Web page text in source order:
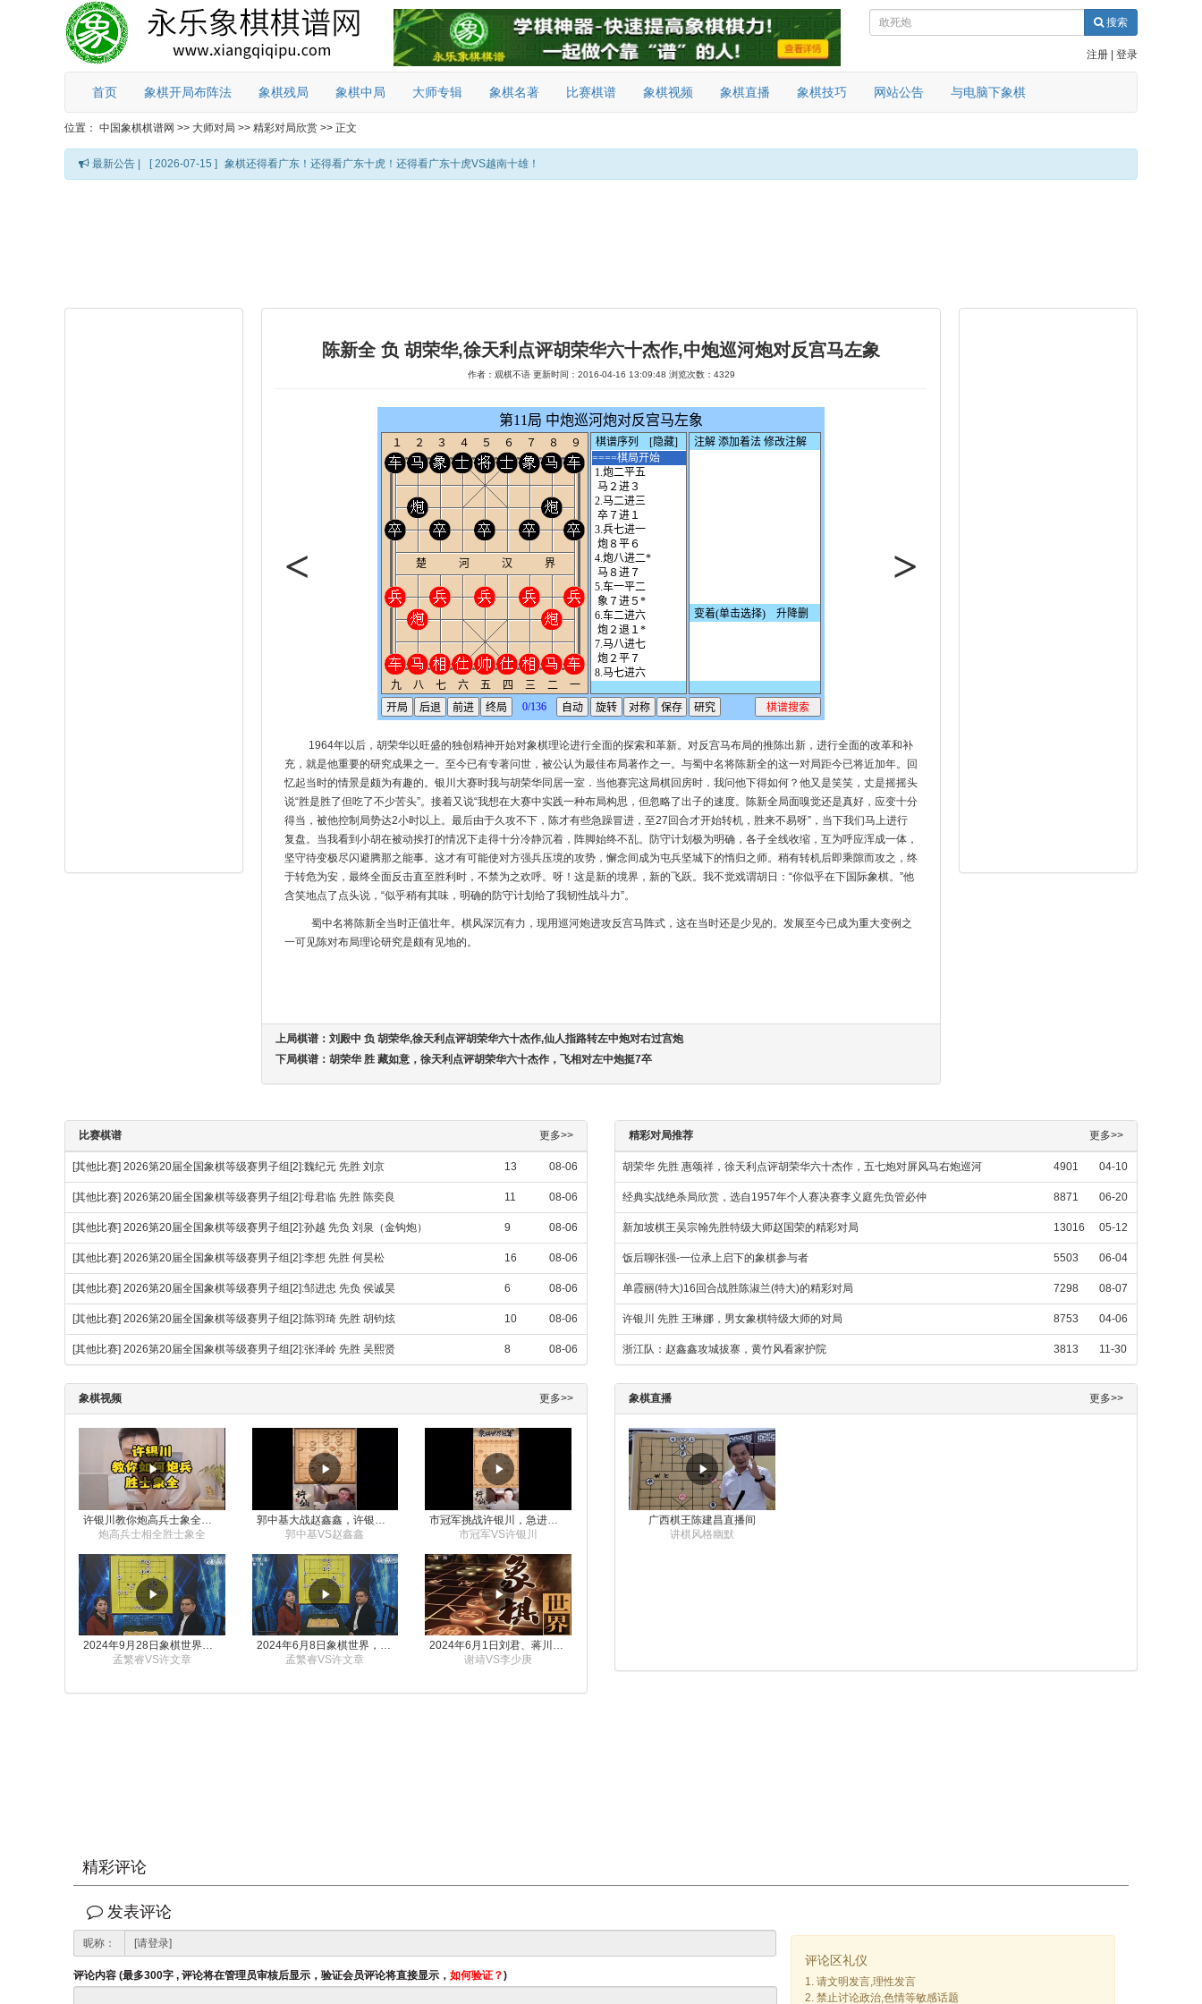
搜索
注册 登录
首页 象棋开局布阵法 象棋残局 象棋中局 大师专辑 象棋名著 比赛棋谱 象棋视频 象棋直播 象棋技巧 网站公告 与电脑下象棋
位置： 中国象棋棋谱网 >> 大师对局 >> 精彩对局欣赏 >> 正文
最新公告 | [ 2026-07-15 ] 象棋还得看广东！还得看广东十虎！还得看广东十虎VS越南十雄！
陈新全 负 胡荣华,徐天利点评胡荣华六十杰作,中炮巡河炮对反宫马左象
作者：观棋不语 更新时间：2016-04-16 13:09:48 浏览次数：4329
1964年以后，胡荣华以旺盛的独创精神开始对象棋理论进行全面的探索和革新。对反宫马布局的推陈出新，进行全面的改革和补
充，就是他重要的研究成果之一。至今已有专著问世，被公认为最佳布局著作之一。与蜀中名将陈新全的这一对局距今已将近加年。回
忆起当时的情景是颇为有趣的。银川大赛时我与胡荣华同居一室．当他赛完这局棋回房时．我问他下得如何？他又是笑笑，丈是摇摇头
说“胜是胜了但吃了不少苦头”。接着又说“我想在大赛中实践一种布局构思，但忽略了出子的速度。陈新全局面嗅觉还是真好，应变十分
得当，被他控制局势达2小时以上。最后由于久攻不下，陈才有些急躁冒进，至27回合才开始转机，胜来不易呀”，当下我们马上进行
复盘。当我看到小胡在被动挨打的情况下走得十分冷静沉着，阵脚始终不乱。防守计划极为明确，各子全线收缩，互为呼应浑成一体，
坚守待变极尽闪避腾那之能事。这才有可能使对方强兵压境的攻势，懈念间成为屯兵坚城下的惰归之师。稍有转机后即乘隙而攻之，终
于转危为安，最终全面反击直至胜利时，不禁为之欢呼。呀！这是新的境界，新的飞跃。我不觉戏谓胡日：“你似乎在下国际象棋。”他
含笑地点了点头说，“似乎稍有其味，明确的防守计划给了我韧性战斗力”。
蜀中名将陈新全当时正值壮年。棋风深沉有力，现用巡河炮进攻反宫马阵式，这在当时还是少见的。发展至今已成为重大变例之
一可见陈对布局理论研究是颇有见地的。
< >
上局棋谱： 刘殿中 负 胡荣华,徐天利点评胡荣华六十杰作,仙人指路转左中炮对右过宫炮
下局棋谱： 胡荣华 胜 藏如意，徐天利点评胡荣华六十杰作，飞相对左中炮挺7卒
比赛棋谱 更多>>
[其他比赛] 2026第20届全国象棋等级赛男子组[2]:魏纪元 先胜 刘京 13 08-06
[其他比赛] 2026第20届全国象棋等级赛男子组[2]:母君临 先胜 陈奕良 11 08-06
[其他比赛] 2026第20届全国象棋等级赛男子组[2]:孙越 先负 刘泉（金钩炮） 9 08-06
[其他比赛] 2026第20届全国象棋等级赛男子组[2]:李想 先胜 何昊松 16 08-06
[其他比赛] 2026第20届全国象棋等级赛男子组[2]:邹进忠 先负 侯诚昊 6 08-06
[其他比赛] 2026第20届全国象棋等级赛男子组[2]:陈羽琦 先胜 胡钧炫 10 08-06
[其他比赛] 2026第20届全国象棋等级赛男子组[2]:张泽岭 先胜 吴熙贤 8 08-06
精彩对局推荐 更多>>
胡荣华 先胜 惠颂祥，徐天利点评胡荣华六十杰作，五七炮对屏风马右炮巡河 4901 04-10
经典实战绝杀局欣赏，选自1957年个人赛决赛李义庭先负管必仲 8871 06-20
新加坡棋王吴宗翰先胜特级大师赵国荣的精彩对局 13016 05-12
饭后聊张强-一位承上启下的象棋参与者 5503 06-04
单霞丽(特大)16回合战胜陈淑兰(特大)的精彩对局 7298 08-07
许银川 先胜 王琳娜，男女象棋特级大师的对局 8753 04-06
浙江队：赵鑫鑫攻城拔寨，黄竹风看家护院 3813 11-30
象棋视频 更多>>
炮高兵士相全胜士象全
郭中基VS赵鑫鑫
市冠军VS许银川
2024年9月28日象棋世界栏目，刘君、蒋川讲解了第九届杨官璘杯象棋公开赛孟繁睿与许文章的对局
孟繁睿VS许文章
2024年6月8日象棋世界，刘君、蒋川讲解了第九届杨官璘杯全国象棋公开赛孟繁睿与许文章的对局
孟繁睿VS许文章
2024年6月1日刘君、蒋川讲解第三届上海杯象棋大师赛谢靖与李少庚的对局
谢靖VS李少庚
象棋直播 更多>>
广西棋王陈建昌直播间
讲棋风格幽默
精彩评论
发表评论
昵称：
评论内容 (最多300字 , 评论将在管理员审核后显示，验证会员评论将直接显示， 如何验证？)
评论区礼仪
1. 请文明发言,理性发言
2. 禁止讨论政治,色情等敏感话题